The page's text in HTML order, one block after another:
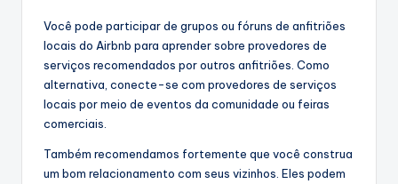
Você pode participar de grupos ou fóruns de anfitriões
locais do Airbnb para aprender sobre provedores de
serviços recomendados por outros anfitriões. Como
alternativa, conecte-se com provedores de serviços
locais por meio de eventos da comunidade ou feiras
comerciais.
Também recomendamos fortemente que você construa
um bom relacionamento com seus vizinhos. Eles podem